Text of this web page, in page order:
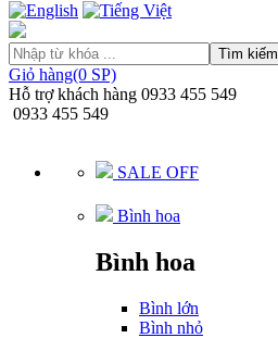
Tìm kiếm
Giỏ hàng(0 SP)
Hỗ trợ khách hàng 0933 455 549
0933 455 549
SALE OFF
Bình hoa
Bình hoa
Bình lớn
Bình nhỏ